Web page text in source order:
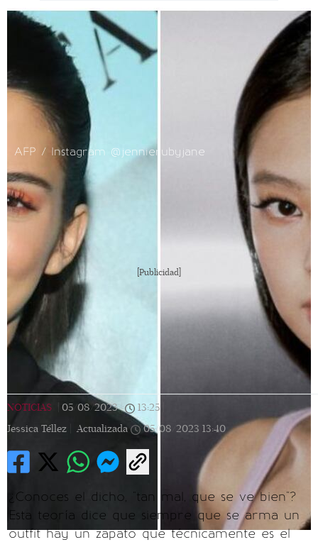
AFP / Instagram @jennierubyjane
[Publicidad]
NOTICIAS 05/08/2023 | 13:25
Jessica Téllez |
Actualizada 05/08/2023 13:40
¿Conoces el dicho, "tan mal, que se ve bien"?
Esta teoría dice que siempre que se arma un
outfit hay un zapato que técnicamente es el